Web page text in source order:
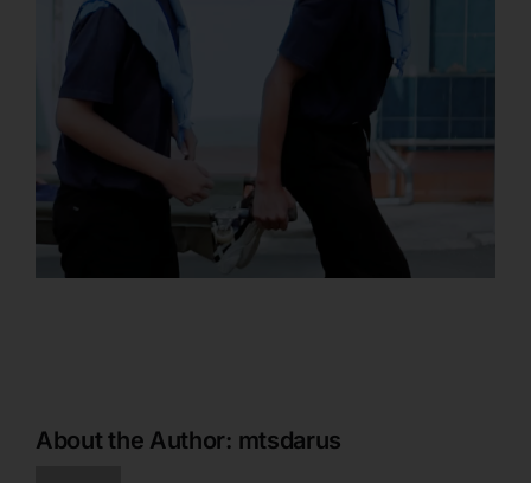
Alumni
Galeri
Aplikasi
About the Author: mtsdarus